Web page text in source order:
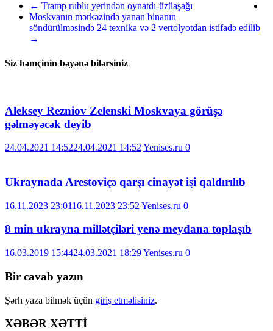
← Tramp rublu yerindən oynatdı-üzüaşağı
Moskvanın mərkəzində yanan binanın
söndürülməsində 24 texnika və 2 vertolyotdan istifadə edilib
→
Siz həmçinin bəyənə bilərsiniz
Aleksey Rezniov Zelenski Moskvaya görüşə
gəlməyəcək deyib
24.04.2021 14:5224.04.2021 14:52 Yenises.ru 0
Ukraynada Arestoviçə qarşı cinayət işi qaldırılıb
16.11.2023 23:0116.11.2023 23:52 Yenises.ru 0
8 min ukrayna millətçiləri yenə meydana toplaşıb
16.03.2019 15:4424.03.2021 18:29Yenises.ru 0
Bir cavab yazın
Şərh yaza bilmək üçün giriş etməlisiniz.
XƏBƏR XƏTTİ